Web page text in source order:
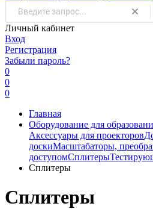
Личный кабинет
Вход
Регистрация
Забыли пароль?
0
0
0
Главная
Оборудование для
Аксессуары для проекторов
доскиМасштабаторы,
доступомСплитеры
Сплитеры
Сплитеры